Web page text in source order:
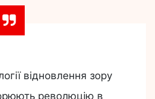
відновлення зору
революцію в